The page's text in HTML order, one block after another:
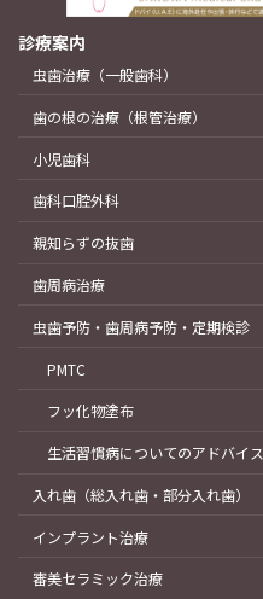
診療案内
虫歯治療（一般歯科）
歯の根の治療（根管治療）
小児歯科
歯科口腔外科
親知らずの抜歯
歯周病治療
虫歯予防・歯周病予防・定期検診
PMTC
フッ化物塗布
生活習慣病についてのアドバイス
入れ歯（総入れ歯・部分入れ歯）
インプラント治療
審美セラミック治療